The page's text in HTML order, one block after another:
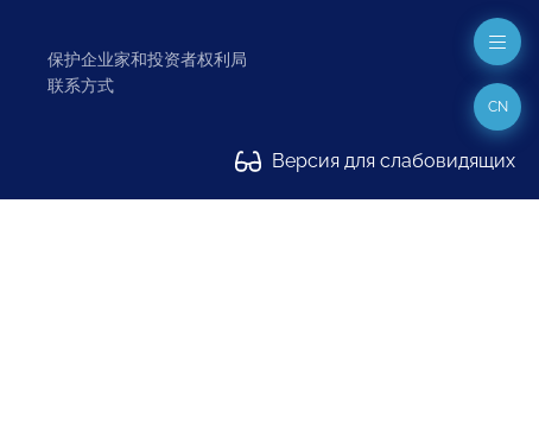
保护企业家和投资者权利局
联系方式
Версия для слабовидящих
CN